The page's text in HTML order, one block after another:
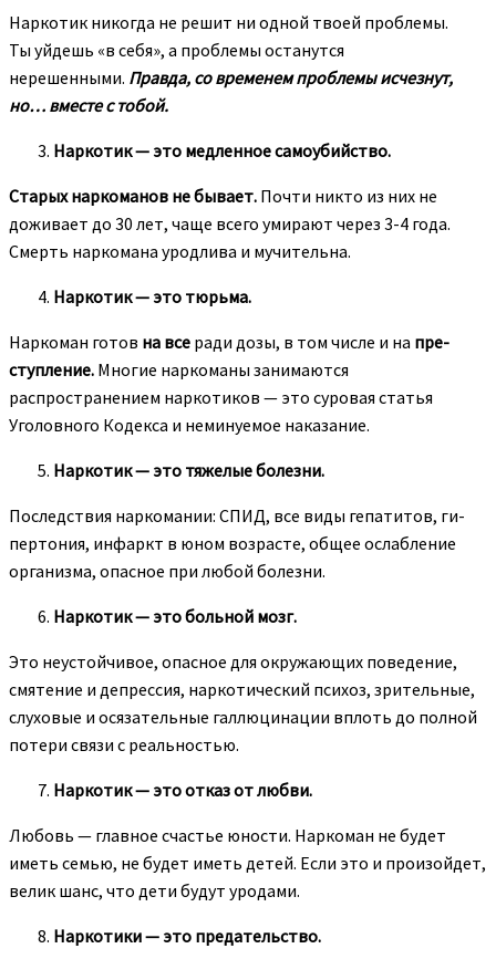
Наркотик никогда не решит ни одной твоей проблемы.
Ты уйдешь «в себя», а проблемы останутся
нерешенными. Правда, со временем проблемы исчезнут,
но… вместе с тобой.
Наркотик — это медленное самоубийство.
Старых наркоманов не бывает. Почти никто из них не
доживает до 30 лет, чаще всего умирают через 3-4 года.
Смерть наркомана уродлива и мучительна.
Наркотик — это тюрьма.
Наркоман готов на все ради дозы, в том числе и на пре­
ступление. Многие наркоманы занимаются
распространением наркотиков — это суровая статья
Уголовного Кодекса и неминуемое наказание.
Наркотик — это тяжелые болезни.
Последствия наркомании: СПИД, все виды гепатитов, ги­
пертония, инфаркт в юном возрасте, общее ослабление
организ­ма, опасное при любой болезни.
Наркотик — это больной мозг.
Это неустойчивое, опасное для окружающих поведение,
смятение и депрессия, наркотический психоз, зрительные,
слу­ховые и осязательные галлюцинации вплоть до полной
потери связи с реальностью.
Наркотик — это отказ от любви.
Любовь — главное счастье юности. Наркоман не будет
иметь семью, не будет иметь детей. Если это и произойдет,
ве­лик шанс, что дети будут уродами.
Наркотики — это предательство.